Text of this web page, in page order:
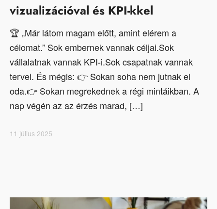
vizualizációval és KPI-kkel
🏆 „Már látom magam előtt, amint elérem a
célomat.” Sok embernek vannak céljai.Sok
vállalatnak vannak KPI-i.Sok csapatnak vannak
tervei. És mégis: 👉 Sokan soha nem jutnak el
oda.👉 Sokan megrekednek a régi mintáikban. A
nap végén az az érzés marad, […]
11 július 2025